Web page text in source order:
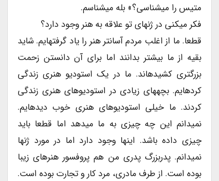
متیس را میشناسی؟» بله میشناسم.
فکر میکنی در ژنهای تو علاقه به هنر وجود دارد؟
قطعا. ما از اغلب مردم آسانتر هنر را یاد گرفتهایم. شاید
بقیه از ما بیشتر بدانند اما برای آن دانستن زحمت
بزرگتری کشیدهاند. ما در یک استودیو هنری زندگی
کردهایم. بچههای زیادی در استودیوهای هنری زندگی
کردند. ما خیلی استودیوهای هنری خوب دیدهایم.
نمیدانم این چه چیزی به ما میدهد اما قطعا باید
چیزی داده باشد. اینها وجود دارد اما در مورد ژنها
نمیدانم. پدربزرگ پدری من هم پروفسور هنرهای زیبا
بوده است. از طرف مادری، مرد کار و تجارت بوده است.